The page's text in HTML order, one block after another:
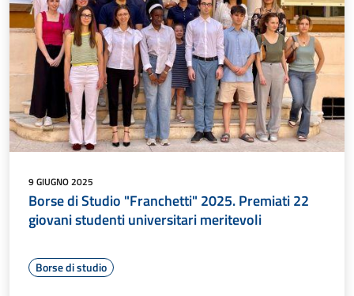
9 GIUGNO 2025
Borse di Studio "Franchetti" 2025. Premiati 22
giovani studenti universitari meritevoli
Borse di studio